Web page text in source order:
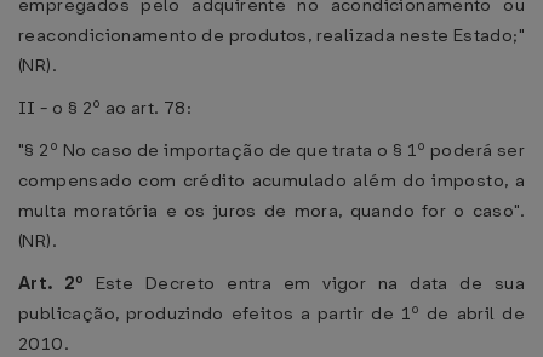
empregados pelo adquirente no acondicionamento ou
reacondicionamento de produtos, realizada neste Estado;"
(NR).
II - o § 2º ao art. 78:
"§ 2º No caso de importação de que trata o § 1º poderá ser
compensado com crédito acumulado além do imposto, a
multa moratória e os juros de mora, quando for o caso".
(NR).
Art. 2º Este Decreto entra em vigor na data de sua
publicação, produzindo efeitos a partir de 1º de abril de
2010.